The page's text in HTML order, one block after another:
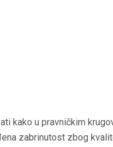
kako u pravničkim
zabrinutost zbog